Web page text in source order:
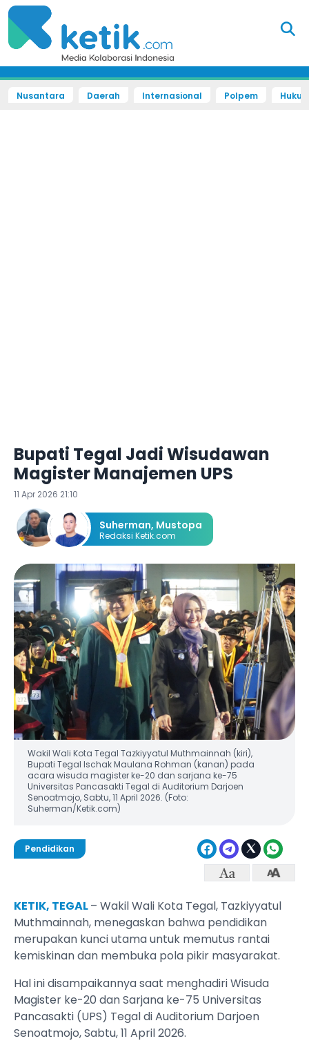
Nusantara Daerah Internasional Polpem
Bupati Tegal Jadi Wisudawan
Magister Manajemen UPS
11 Apr 2026 21:10
Suherman, Mustopa
Redaksi Ketik.com
Wakil Wali Kota Tegal Tazkiyyatul Muthmainnah (kiri),
Bupati Tegal Ischak Maulana Rohman (kanan) pada
acara wisuda magister ke-20 dan sarjana ke-75
Universitas Pancasakti Tegal di Auditorium Darjoen
Senoatmojo, Sabtu, 11 April 2026. (Foto:
Suherman/Ketik.com)
Pendidikan
KETIK, TEGAL– Wakil Wali Kota Tegal, Tazkiyyatul
Muthmainnah, menegaskan bahwa pendidikan
merupakan kunci utama untuk memutus rantai
kemiskinan dan membuka pola pikir masyarakat.
Hal ini disampaikannya saat menghadiri Wisuda
Magister ke-20 dan Sarjana ke-75 Universitas
Pancasakti (UPS) Tegal di Auditorium Darjoen
Senoatmojo, Sabtu, 11 April 2026.